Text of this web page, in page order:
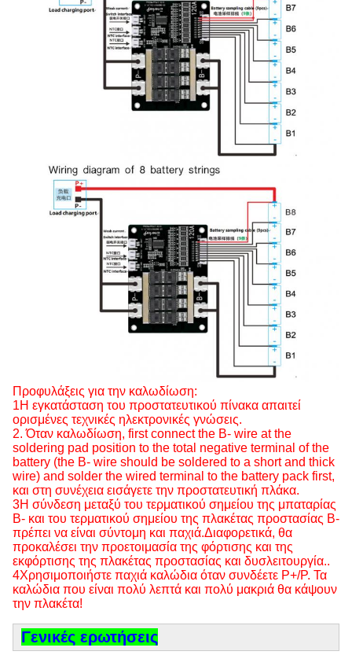
Προφυλάξεις για την καλωδίωση:
1Η εγκατάσταση του προστατευτικού πίνακα απαιτεί
ορισμένες τεχνικές ηλεκτρονικές γνώσεις.
2. Όταν καλωδίωση, first connect the B- wire at the
soldering pad position to the total negative terminal of the
battery (the B- wire should be soldered to a short and thick
wire) and solder the wired terminal to the battery pack first,
και στη συνέχεια εισάγετε την προστατευτική πλάκα.
3Η σύνδεση μεταξύ του τερματικού σημείου της μπαταρίας
Β- και του τερματικού σημείου της πλακέτας προστασίας Β-
πρέπει να είναι σύντομη και παχιά.Διαφορετικά, θα
προκαλέσει την προετοιμασία της φόρτισης και της
εκφόρτισης της πλακέτας προστασίας και δυσλειτουργία..
4Χρησιμοποιήστε παχιά καλώδια όταν συνδέετε P+/P. Τα
καλώδια που είναι πολύ λεπτά και πολύ μακριά θα κάψουν
την πλακέτα!
Γενικές ερωτήσεις